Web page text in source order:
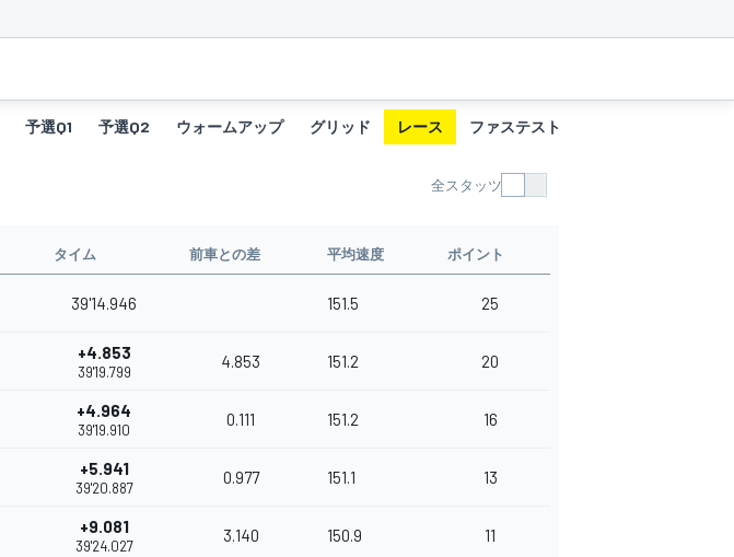
予選Q1 予選Q2 ウォームアップ グリッド レース ファステストラップ
全スタッツ
タイム 前車との差 平均速度 ポイント
39'14.946 151.5 25
+4.853
39'19.799
4.853 151.2 20
+4.964
39'19.910
0.111 151.2 16
+5.941
39'20.887
0.977 151.1 13
+9.081
39'24.027
3.140 150.9 11